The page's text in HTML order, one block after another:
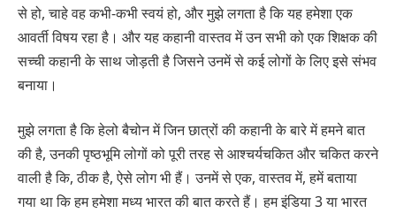
से हो, चाहे वह कभी-कभी स्वयं हो, और मुझे लगता है कि यह हमेशा एक
आवर्ती विषय रहा है। और यह कहानी वास्तव में उन सभी को एक शिक्षक की
सच्ची कहानी के साथ जोड़ती है जिसने उनमें से कई लोगों के लिए इसे संभव
बनाया।
मुझे लगता है कि हेलो बैचोन में जिन छात्रों की कहानी के बारे में हमने बात
की है, उनकी पृष्ठभूमि लोगों को पूरी तरह से आश्चर्यचकित और चकित करने
वाली है कि, ठीक है, ऐसे लोग भी हैं। उनमें से एक, वास्तव में, हमें बताया
गया था कि हम हमेशा मध्य भारत की बात करते हैं। हम इंडिया 3 या भारत